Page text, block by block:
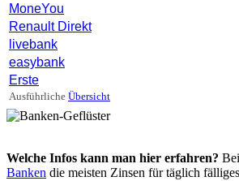
MoneYou
Renault Direkt
livebank
easybank
Erste
Ausführliche Übersicht
Welche Infos kann man hier erfahren?
Banken die meisten Zinsen für täglich